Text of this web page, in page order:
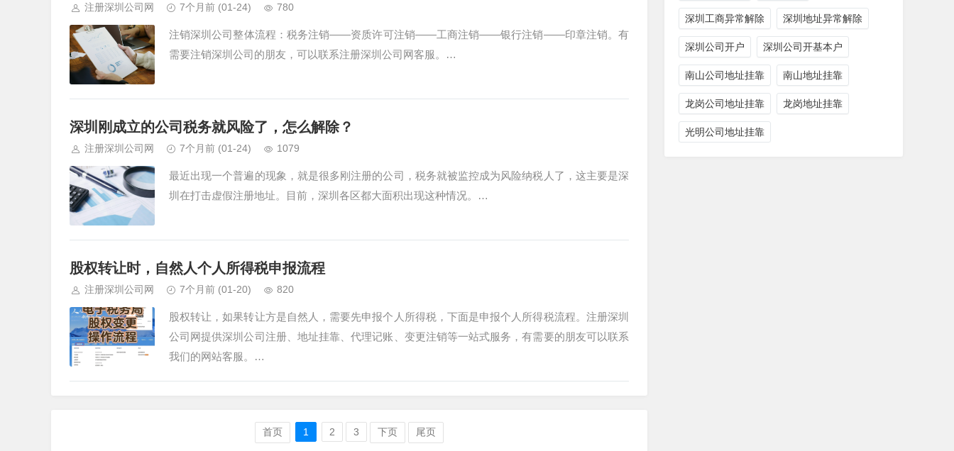
注册深圳公司网 7个月前 (01-24) 780
注销深圳公司整体流程：税务注销——资质许可注销——工商注销——银行注销——印章注销。有
需要注销深圳公司的朋友，可以联系注册深圳公司网客服。…
深圳刚成立的公司税务就风险了，怎么解除？
注册深圳公司网 7个月前 (01-24) 1079
最近出现一个普遍的现象，就是很多刚注册的公司，税务就被监控成为风险纳税人了，这主要是深
圳在打击虚假注册地址。目前，深圳各区都大面积出现这种情况。…
股权转让时，自然人个人所得税申报流程
注册深圳公司网 7个月前 (01-20) 820
股权转让，如果转让方是自然人，需要先申报个人所得税，下面是申报个人所得税流程。注册深圳
公司网提供深圳公司注册、地址挂靠、代理记账、变更注销等一站式服务，有需要的朋友可以联系
我们的网站客服。…
首页 1 2 3 下页 尾页
深圳工商异常解除 深圳地址异常解除
深圳公司开户 深圳公司开基本户
南山公司地址挂靠 南山地址挂靠
龙岗公司地址挂靠 龙岗地址挂靠
光明公司地址挂靠